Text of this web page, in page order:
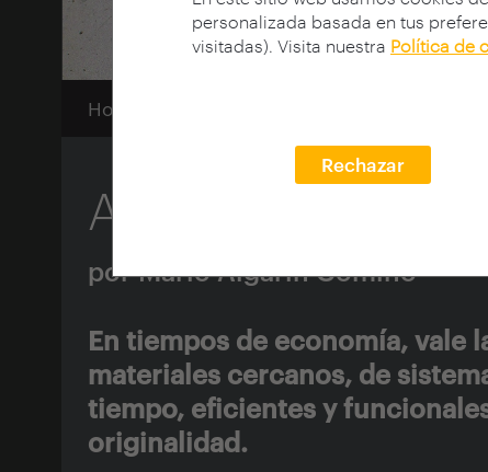
personalizada basada en tus
visitadas). Visita nuestra Política de
Rechazar
Home
Arquitectura
por Mario Algarín Comino
En tiempos de economía, vale
materiales cercanos, de
tiempo, eficientes y
originalidad.